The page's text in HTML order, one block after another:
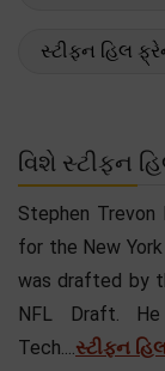
સ્ટીફન હિલ
વિશે સ્ટીફન
Stephen
for the New
was drafted by
NFL Draft.
Tech....સ્ટીફન